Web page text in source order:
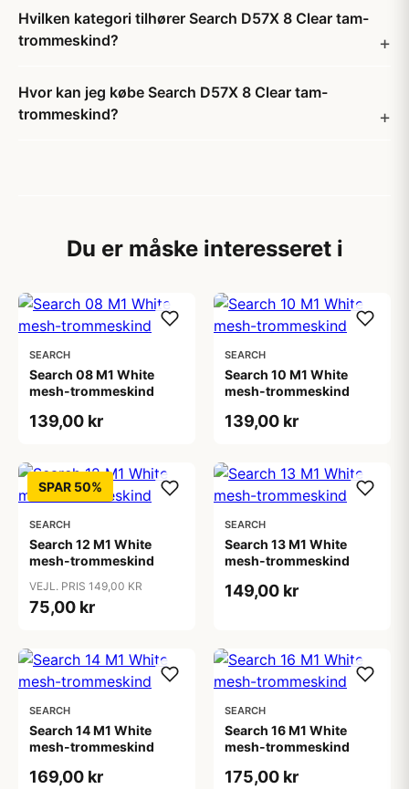
Hvilken kategori tilhører Search D57X 8 Clear tam-
trommeskind?
Hvor kan jeg købe Search D57X 8 Clear tam-
trommeskind?
Du er måske interesseret i
SEARCH
Search 08 M1 White
mesh-trommeskind
139,00 kr
SEARCH
Search 10 M1 White
mesh-trommeskind
139,00 kr
SPAR 50%
SEARCH
Search 12 M1 White
mesh-trommeskind
VEJL. PRIS 149,00 KR
75,00 kr
SEARCH
Search 13 M1 White
mesh-trommeskind
149,00 kr
SEARCH
Search 14 M1 White
mesh-trommeskind
169,00 kr
SEARCH
Search 16 M1 White
mesh-trommeskind
175,00 kr